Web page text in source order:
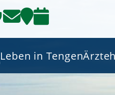
Leben in Tengen